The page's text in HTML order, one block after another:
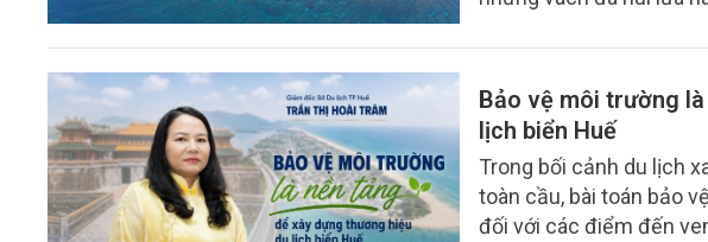
tồn tại suốt hàng trăm
Bé vẫn sống trong cảnh
nước sinh hoạt được
Bảo vệ môi trường
lịch biển Huế
Trong bối cảnh du lịch
toàn cầu, bài toán bảo
đối với các điểm đến